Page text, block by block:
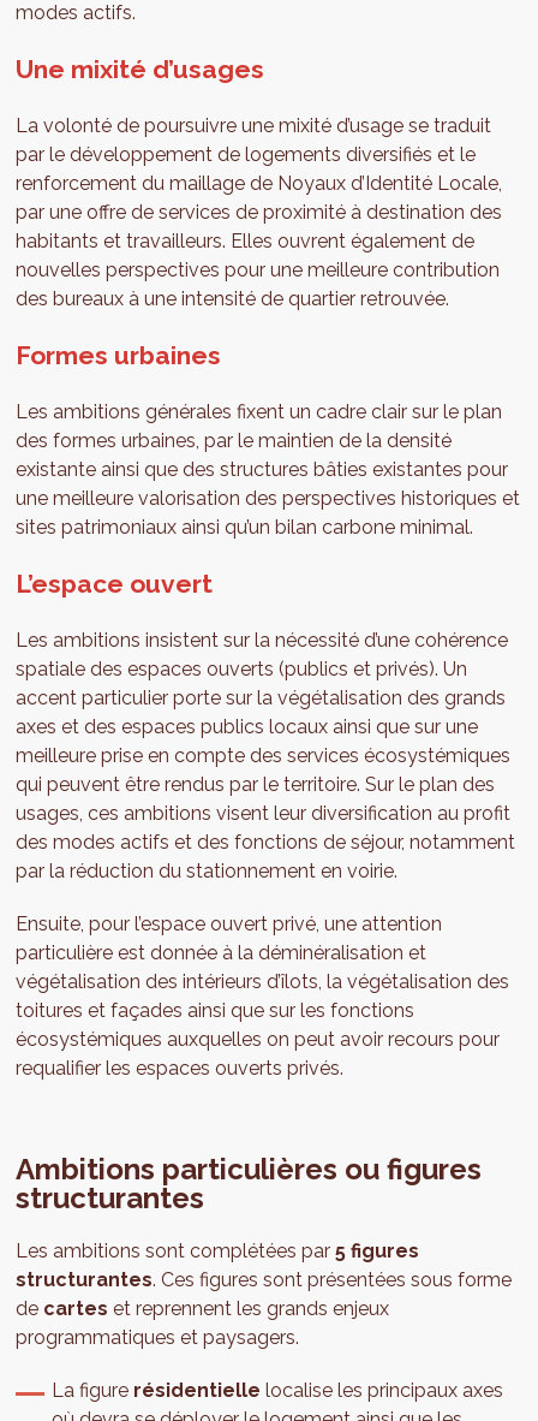
modes actifs.
Une mixité d’usages
La volonté de poursuivre une mixité d’usage se traduit
par le développement de logements diversifiés et le
renforcement du maillage de Noyaux d’Identité Locale,
par une offre de services de proximité à destination des
habitants et travailleurs. Elles ouvrent également de
nouvelles perspectives pour une meilleure contribution
des bureaux à une intensité de quartier retrouvée.
Formes urbaines
Les ambitions générales fixent un cadre clair sur le plan
des formes urbaines, par le maintien de la densité
existante ainsi que des structures bâties existantes pour
une meilleure valorisation des perspectives historiques et
sites patrimoniaux ainsi qu’un bilan carbone minimal.
L’espace ouvert
Les ambitions insistent sur la nécessité d’une cohérence
spatiale des espaces ouverts (publics et privés). Un
accent particulier porte sur la végétalisation des grands
axes et des espaces publics locaux ainsi que sur une
meilleure prise en compte des services écosystémiques
qui peuvent être rendus par le territoire. Sur le plan des
usages, ces ambitions visent leur diversification au profit
des modes actifs et des fonctions de séjour, notamment
par la réduction du stationnement en voirie.
Ensuite, pour l’espace ouvert privé, une attention
particulière est donnée à la déminéralisation et
végétalisation des intérieurs d’îlots, la végétalisation des
toitures et façades ainsi que sur les fonctions
écosystémiques auxquelles on peut avoir recours pour
requalifier les espaces ouverts privés.
Ambitions particulières ou figures
structurantes
Les ambitions sont complétées par5 figures
structurantes. Ces figures sont présentées sous forme
de cartes et reprennent les grands enjeux
programmatiques et paysagers.
La figure résidentielle localise les principaux axes